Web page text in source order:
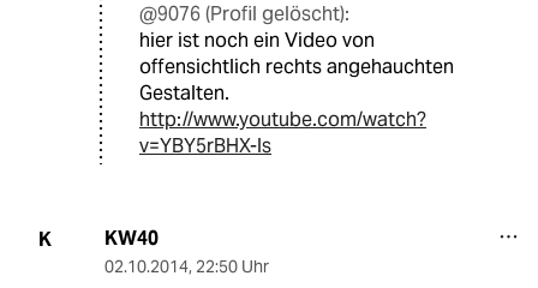
@9076 (Profil gelöscht):
hier ist noch ein Video von
offensichtlich rechts angehauchten
Gestalten.
http://www.youtube.com/watch?
v=YBY5rBHX-ls
K KW40
02.10.2014, 22:50 Uhr